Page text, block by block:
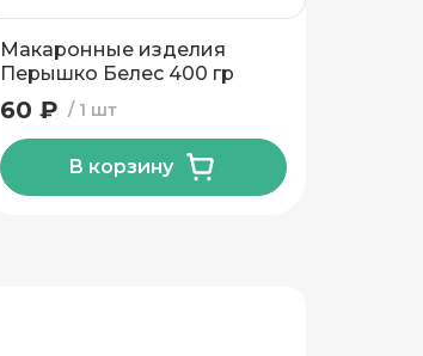
Макаронные изделия
Перышко Белес 400 гр
1 шт
60 ₽
В корзину